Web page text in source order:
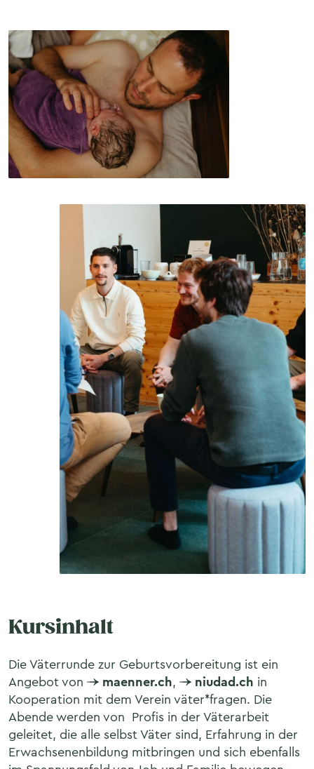
Kursinhalt
Die Väterrunde zur Geburtsvorbereitung ist ein
Angebot von
maenner.ch, niudad.ch in
Kooperation mit dem Verein väter*fragen. Die
Abende werden von Profis in der Väterarbeit
geleitet, die alle selbst Väter sind, Erfahrung in der
Erwachsenenbildung mitbringen und sich ebenfalls